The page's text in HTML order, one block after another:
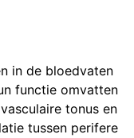
in de bloedvaten
functie omvatten
tonus en
tussen perifere